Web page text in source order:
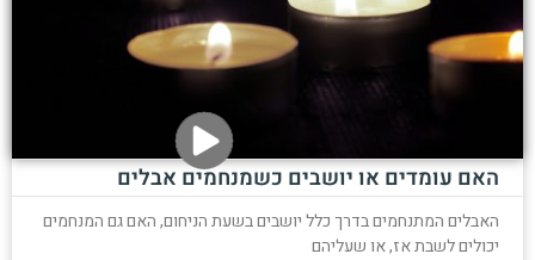
האם עומדים או יושבים כשמנחמים אבלים
האבלים המתנחמים בדרך כלל יושבים בשעת הניחום, האם גם המנחמים
יכולים לשבת אז, או שעליהם